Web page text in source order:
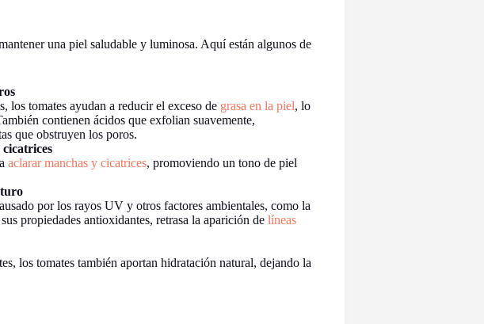
una piel saludable y luminosa. Aquí están algunos de
los tomates ayudan a reducir el exceso de grasa en la piel, lo
contienen ácidos que exfolian suavemente,
que obstruyen los poros.
cicatrices
aclarar manchas y cicatrices, promoviendo un tono de piel
por los rayos UV y otros factores ambientales, como la
propiedades antioxidantes, retrasa la aparición de líneas
los tomates también aportan hidratación natural, dejando la